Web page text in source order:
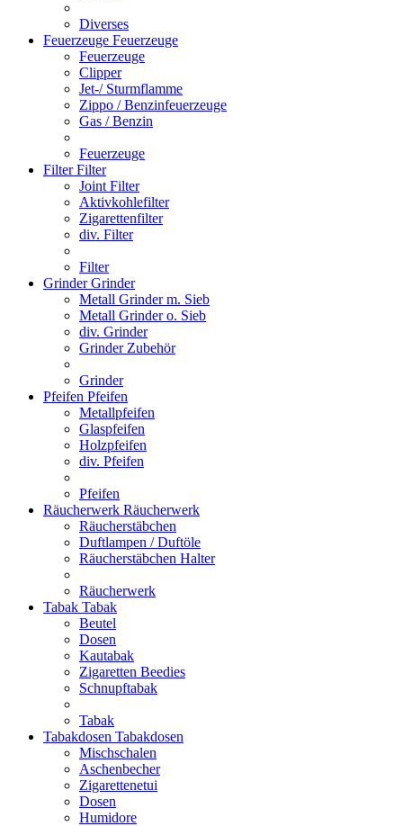
Diverses
Feuerzeuge Feuerzeuge
Feuerzeuge
Clipper
Jet-/ Sturmflamme
Zippo / Benzinfeuerzeuge
Gas / Benzin
Feuerzeuge
FilterFilter
Joint Filter
Aktivkohlefilter
Zigarettenfilter
div. Filter
Filter
GrinderGrinder
Metall Grinder m. Sieb
Metall Grinder o. Sieb
div. Grinder
Grinder Zubehör
Grinder
Pfeifen Pfeifen
Metallpfeifen
Glaspfeifen
Holzpfeifen
div. Pfeifen
Pfeifen
Räucherwerk Räucherwerk
Räucherstäbchen
Duftlampen / Duftöle
Räucherstäbchen Halter
Räucherwerk
Tabak Tabak
Beutel
Dosen
Kautabak
Zigaretten Beedies
Schnupftabak
Tabak
Tabakdosen Tabakdosen
Mischschalen
Aschenbecher
Zigarettenetui
Dosen
Humidore